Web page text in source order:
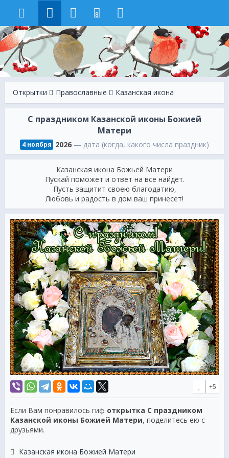
8
Открытки Православные Казанская икона
С праздником Казанской иконы Божией
Матери
4 ноября 2026 — дата (когда, какого числа праздник)
Казанская икона Божьей Матери
Пускай поможет и ответ на все найдет.
Пусть защитит своею благодатию,
Любовь и радость в дом ваш принесет!
+5
Если Вам понравилось гиф открытка С праздником
Казанской иконы Божией Матери, поделитесь ею с
друзьями.
Казанская икона Божией Матери